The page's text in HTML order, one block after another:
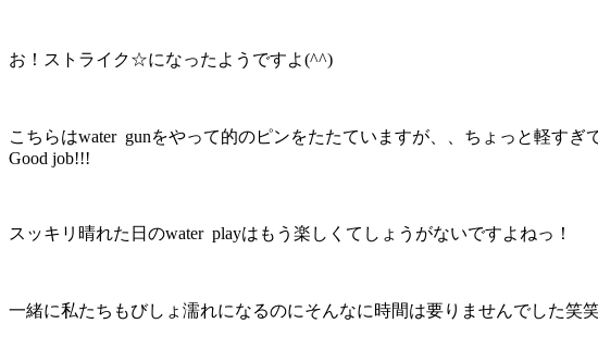
お！ストライク☆になったようですよ(^^)
こちらはwater gunをやって的のピンをたたていますが、、ちょっと軽す
Good job!!!
スッキリ晴れた日のwater playはもう楽しくてしょうがないですよねっ！
一緒に私たちもびしょ濡れになるのにそんなに時間は要りませんでした笑笑